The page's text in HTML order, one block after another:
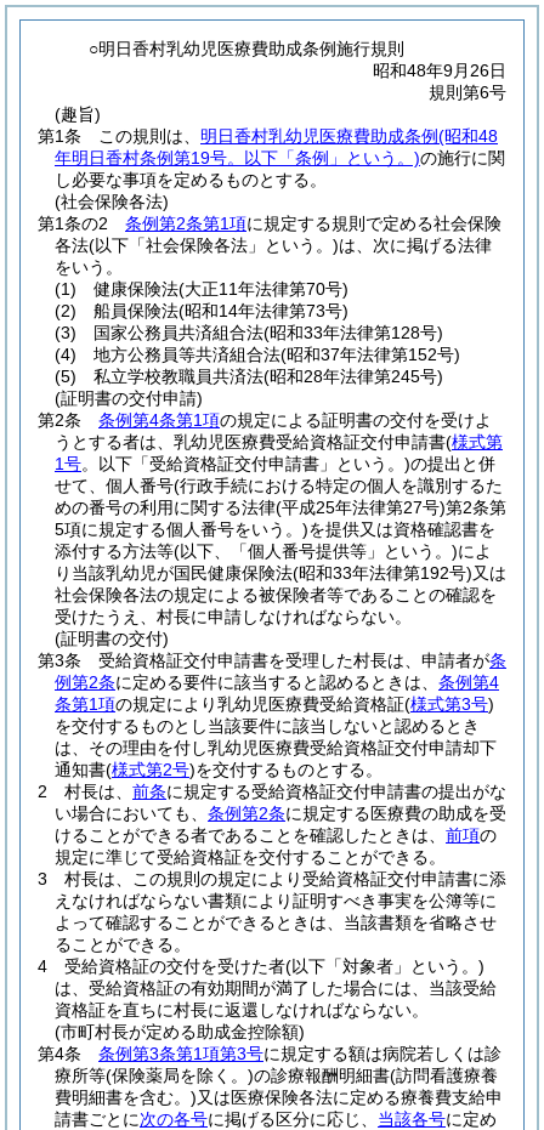
○明日香村乳幼児医療費助成条例施行規則
昭和48年9月26日
規則第6号
(趣旨)
第1条
この規則は、 明日香村乳幼児医療費助成条例(昭和48
年明日香村条例第19号。以下「条例」という。)の施行に関
し必要な事項を定めるものとする。
(社会保険各法)
第1条の2
条例第2条第1項に規定する規則で定める社会保険
各法(以下「社会保険各法」という。)は、次に掲げる法律
をいう。
(1)
健康保険法(大正11年法律第70号)
(2)
船員保険法(昭和14年法律第73号)
(3)
国家公務員共済組合法(昭和33年法律第128号)
(4)
地方公務員等共済組合法(昭和37年法律第152号)
(5)
私立学校教職員共済法(昭和28年法律第245号)
(証明書の交付申請)
第2条
条例第4条第1項の規定による証明書の交付を受けよ
うとする者は、乳幼児医療費受給資格証交付申請書(様式第
1号。以下「受給資格証交付申請書」という。)の提出と併
せて、個人番号(行政手続における特定の個人を識別するた
めの番号の利用に関する法律(平成25年法律第27号)第2条第
5項に規定する個人番号をいう。)を提供又は資格確認書を
添付する方法等(以下、「個人番号提供等」という。)によ
り当該乳幼児が国民健康保険法(昭和33年法律第192号)又は
社会保険各法の規定による被保険者等であることの確認を
受けたうえ、村長に申請しなければならない。
(証明書の交付)
第3条
受給資格証交付申請書を受理した村長は、申請者が条
例第2条に定める要件に該当すると認めるときは、 条例第4
条第1項の規定により乳幼児医療費受給資格証(様式第3号)
を交付するものとし当該要件に該当しないと認めるとき
は、その理由を付し乳幼児医療費受給資格証交付申請却下
通知書(様式第2号)を交付するものとする。
2
村長は、 前条に規定する受給資格証交付申請書の提出がな
い場合においても、 条例第2条に規定する医療費の助成を受
けることができる者であることを確認したときは、 前項の
規定に準じて受給資格証を交付することができる。
3
村長は、この規則の規定により受給資格証交付申請書に添
えなければならない書類により証明すべき事実を公簿等に
よって確認することができるときは、当該書類を省略させ
ることができる。
4
受給資格証の交付を受けた者(以下「対象者」という。)
は、受給資格証の有効期間が満了した場合には、当該受給
資格証を直ちに村長に返還しなければならない。
(市町村長が定める助成金控除額)
第4条
条例第3条第1項第3号に規定する額は病院若しくは診
療所等(保険薬局を除く。)の診療報酬明細書(訪問看護療養
費明細書を含む。)又は医療保険各法に定める療養費支給申
請書ごとに次の各号に掲げる区分に応じ、 当該各号に定め